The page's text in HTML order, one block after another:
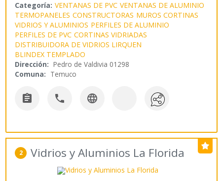
Categoría: VENTANAS DE PVC VENTANAS DE ALUMINIO
TERMOPANELES CONSTRUCTORAS MUROS CORTINAS
VIDRIOS Y ALUMINIOS PERFILES DE ALUMINIO
PERFILES DE PVC CORTINAS VIDRIADAS
DISTRIBUIDORA DE VIDRIOS LIRQUEN
BLINDEX TEMPLADO
Dirección: Pedro de Valdivia 01298
Comuna: Temuco
  
2 Vidrios y Aluminios La Florida